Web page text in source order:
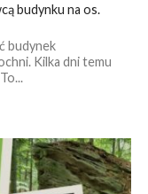
budynku na os.
budynek
Kilka dni temu